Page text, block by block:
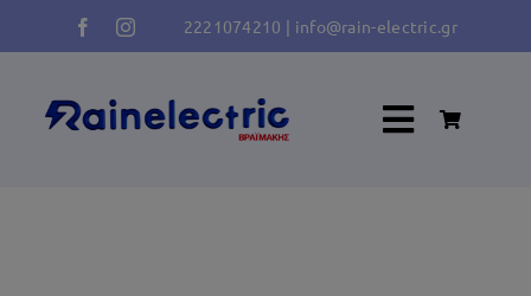
Μετάβαση
στο
περιεχόμενο
2221074210 | info@rain-electric.gr
Toggle